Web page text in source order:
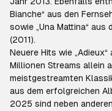
Bianche“ aus den
sowie „Una Mattina“ aus
(2011).
Neuere Hits wie
Millionen Streams allein
meistgestreamten
aus dem erfolgreichen
2025 sind neben